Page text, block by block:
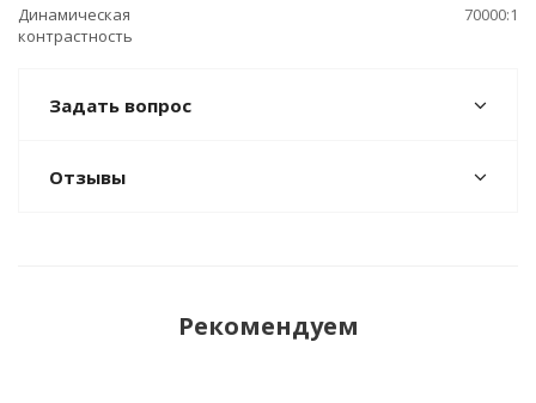
Динамическая
контрастность
70000:1
Задать вопрос
Отзывы
Рекомендуем